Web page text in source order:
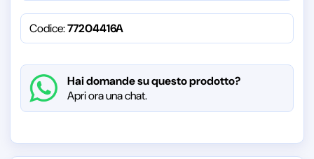
Codice:77204416A
Hai domande su questo prodotto?
Apri ora una chat.